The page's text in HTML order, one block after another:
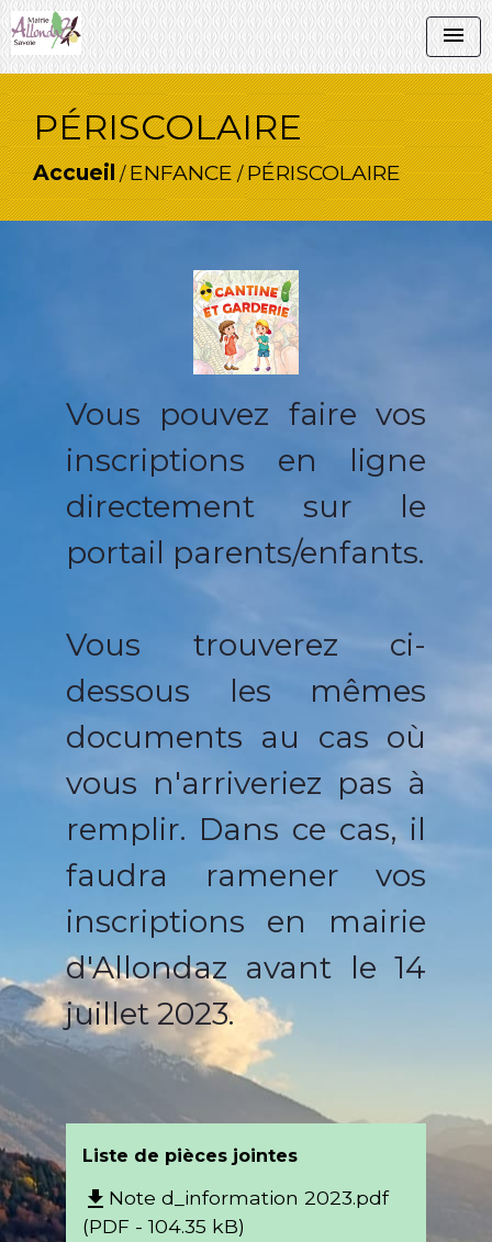
menu
PÉRISCOLAIRE
Accueil/ENFANCE/PÉRISCOLAIRE
Vous pouvez faire vos
inscriptions en ligne
directement sur le
portail parents/enfants.
Vous trouverez ci-
dessous les mêmes
documents au cas où
vous n'arriveriez pas à
remplir. Dans ce cas, il
faudra ramener vos
inscriptions en mairie
d'Allondaz avant le 14
juillet 2023.
Liste de pièces jointes
file_download Note d_information 2023.pdf
(PDF - 104.35 kB)